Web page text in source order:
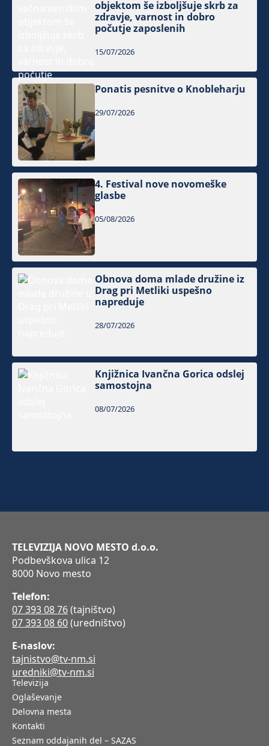
objektom še izboljšuje skrb za
zdravje, varnost in dobro
počutje zaposlenih
15/07/2026
Ponatis pesnitve o Knobleharju
29/07/2026
4. Festival nove novomeške
glasbe
05/08/2026
Obnova doma mlade družine iz
Drag pri Metliki uspešno
napreduje
28/07/2026
Knjižnica Ivančna Gorica odslej
samostojna
08/07/2026
TELEVIZIJA NOVO MESTO d.o.o.
Podbevškova ulica 12
8000 Novo mesto
Telefon:
07 393 08 76(tajništvo)
07 393 08 60(uredništvo)
E-naslov:
tajnistvo@tv-nm.si
uredniki@tv-nm.si
Televizija
Oglaševanje
Delovna mesta
Kontakti
Seznam oddajanih del – SAZAS